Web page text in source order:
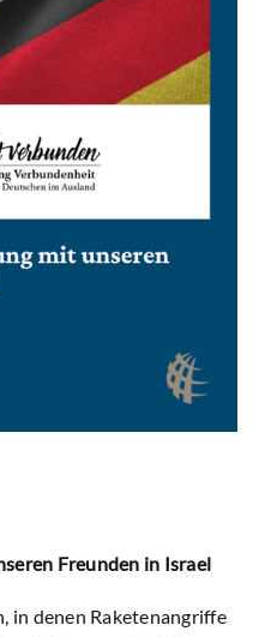
Freunden in Israel
in denen Raketenangriffe